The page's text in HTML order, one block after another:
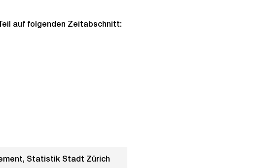
auf folgenden Zeitabschnitt:
Statistik Stadt Zürich